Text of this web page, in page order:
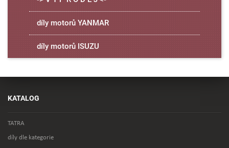
díly motorů YANMAR
díly motorů ISUZU
KATALOG
TATRA
díly dle kategorie